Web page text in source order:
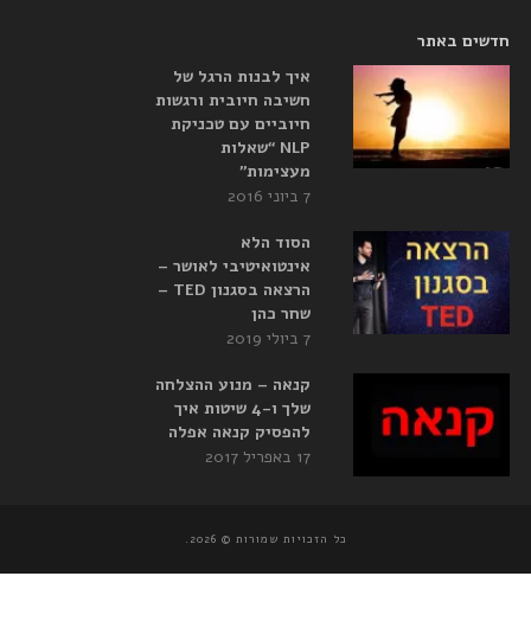
חדשים באתר
איך לבנות הרגל של
חשיבה חיובית ורגשות
חיוביים עם טכניקת
NLP “שאלות
מעצימות”
7 ביוני 2016
הסוד הלא
אינטואיטיבי לאושר –
הרצאה בסגנון TED –
שחר כהן
7 ביולי 2019
קנאה – מנוע ההצלחה
שלך ו-4 שיטות איך
להפסיק קנאה אפלה
17 באפריל 2017
כל הזכויות שמורות © 2026.